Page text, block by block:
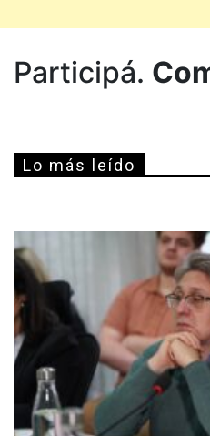
Participá.
Lo más leído